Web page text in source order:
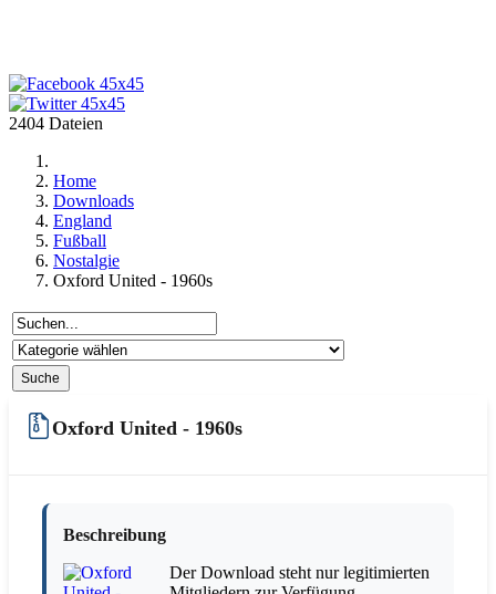
2404 Dateien
Home
Downloads
England
Fußball
Nostalgie
Oxford United - 1960s
Oxford United - 1960s
Beschreibung
Der Download steht nur legitimierten